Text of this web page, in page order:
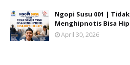
Ngopi Susu 001 |
Menghipnotis Bisa
April 30, 2026